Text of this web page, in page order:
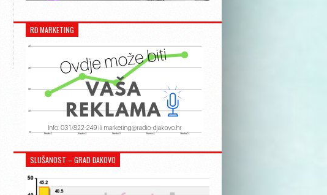
RĐ MARKETING
SLUŠANOST – GRAD ĐAKOVO